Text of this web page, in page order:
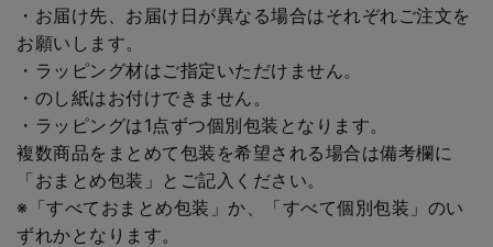
・お届け先、お届け日が異なる場合はそれぞれご注文を
お願いします。
・ラッピング材はご指定いただけません。
・のし紙はお付けできません。
・ラッピングは1点ずつ個別包装となります。
複数商品をまとめて包装を希望される場合は備考欄に
「おまとめ包装」とご記入ください。
※「すべておまとめ包装」か、「すべて個別包装」のい
ずれかとなります。